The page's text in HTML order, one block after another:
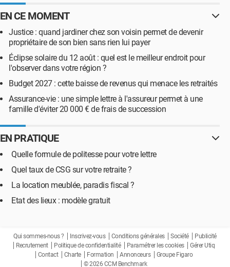
EN CE MOMENT
Justice : quand jardiner chez son voisin permet de devenir
propriétaire de son bien sans rien lui payer
Éclipse solaire du 12 août : quel est le meilleur endroit pour
l'observer dans votre région ?
Budget 2027 : cette baisse de revenus qui menace les retraités
Assurance-vie : une simple lettre à l'assureur permet à une
famille d'éviter 20 000 € de frais de succession
EN PRATIQUE
Quelle formule de politesse pour votre lettre
Quel taux de CSG sur votre retraite ?
La location meublée, paradis fiscal ?
Etat des lieux : modèle gratuit
Qui sommes-nous ? Inscrivez-vous Conditions générales Société
Publicité
Recrutement
Politique de confidentialité Paramétrer les cookies
Gérer Utiq
Contact
Charte Formation Annonceurs
Groupe Figaro
© 2026 CCM Benchmark